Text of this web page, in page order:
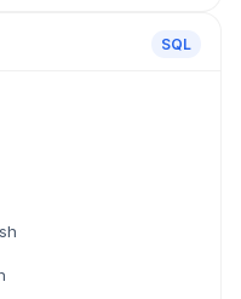
SQL